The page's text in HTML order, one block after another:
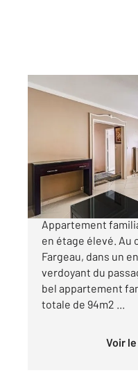
PARIS 75020
, 5 pièces
Appartement
699
Paris 20e, Saint
Appartement
en étage élevé.
Fargeau, dans un
verdoyant du
bel appartement
totale de 94m2 ...
Voir